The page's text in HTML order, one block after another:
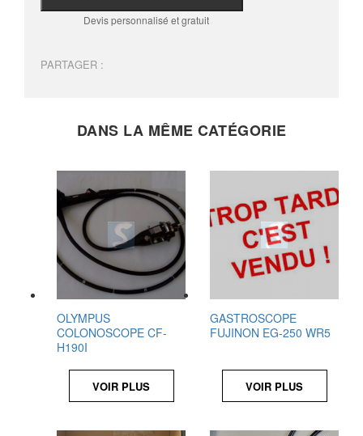
Devis personnalisé et gratuit
PARTAGER :
DANS LA MÊME CATÉGORIE
OLYMPUS
COLONOSCOPE CF-
H190I
VOIR PLUS
GASTROSCOPE
FUJINON EG-250 WR5
VOIR PLUS